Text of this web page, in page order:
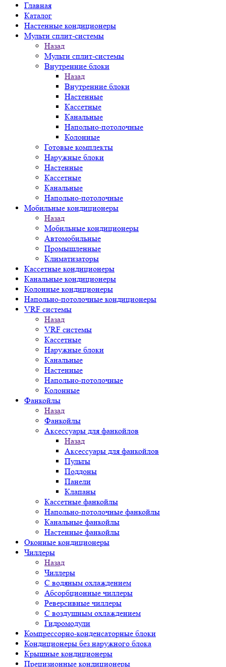
Главная
Каталог
Настенные кондиционеры
Мульти сплит-системы
Назад
Мульти сплит-системы
Внутренние блоки
Назад
Внутренние блоки
Настенные
Кассетные
Канальные
Напольно-потолочные
Колонные
Готовые комплекты
Наружные блоки
Настенные
Кассетные
Канальные
Напольно-потолочные
Мобильные кондиционеры
Назад
Мобильные кондиционеры
Автомобильные
Промышленные
Климатизаторы
Кассетные кондиционеры
Канальные кондиционеры
Колонные кондиционеры
Напольно-потолочные кондиционеры
VRF системы
Назад
VRF системы
Кассетные
Наружные блоки
Канальные
Настенные
Напольно-потолочные
Колонные
Фанкойлы
Назад
Фанкойлы
Аксессуары для фанкойлов
Назад
Аксессуары для фанкойлов
Пульты
Поддоны
Панели
Клапаны
Кассетные фанкойлы
Напольно-потолочные фанкойлы
Канальные фанкойлы
Настенные фанкойлы
Оконные кондиционеры
Чиллеры
Назад
Чиллеры
С водяным охлаждением
Абсорбционные чиллеры
Реверсивные чиллеры
С воздушным охлаждением
Гидромодули
Компрессорно-конденсаторные блоки
Кондиционеры без наружного блока
Крышные кондиционеры
Прецизионные кондиционеры